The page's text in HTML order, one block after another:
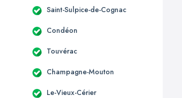
Saint-Sulpice-de-Cognac
Condéon
Touvérac
Champagne-Mouton
Le-Vieux-Cérier